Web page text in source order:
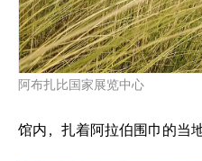
阿布扎比国家展览中心
馆内，扎着阿拉伯围巾的当